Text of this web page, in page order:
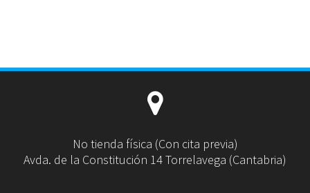
No tienda física (Con cita previa)
Avda. de la Constitución 14 Torrelavega (Cantabria)